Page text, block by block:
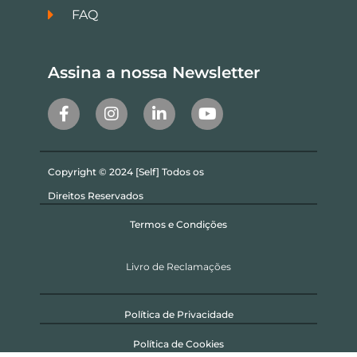
FAQ
Assina a nossa Newsletter
Copyright © 2024 [Self] Todos os
Direitos Reservados
Termos e Condições
Livro de Reclamações
Política de Privacidade
Política de Cookies